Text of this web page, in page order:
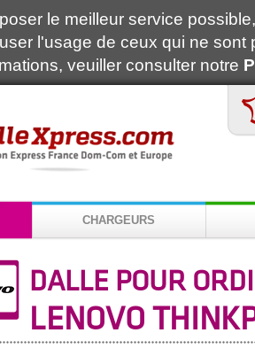
le meilleur service
l'usage de ceux qui ne
veuiller consulter notre
CHARGEURS
DALLE POUR
LENOVO